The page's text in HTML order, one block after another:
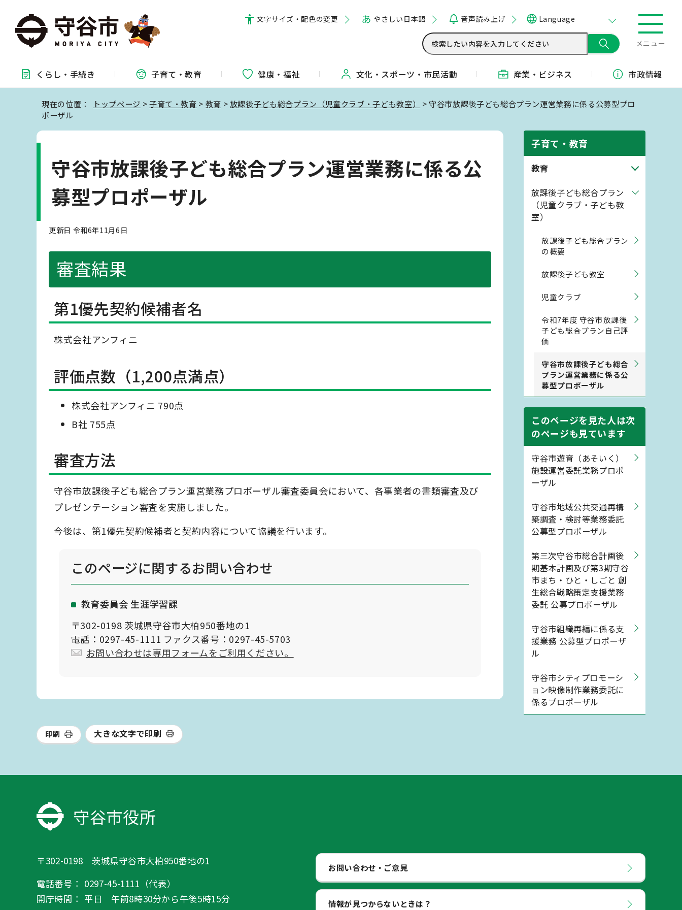
文字サイズ・配色の変更 やさしい日本語 音声読み上げ Language
メニュー
くらし・ 手続き 子育て・教育 健康・福祉 文化・ スポーツ・ 市民活動 産業・ ビジネス 市政情報
現在の位置： トップページ >子育て・教育 > 教育 >放課後子ども総合プラン（児童クラブ・子ども教室）
> 守谷市放課後子ども総合プラン運営業務に係る公募型プロ
ポーザル
守谷市放課後子ども総合プラン運営業務に係る公
募型プロポーザル
更新日 令和6年11月6日
審査結果
第1優先契約候補者名
株式会社アンフィニ
評価点数（1,200点満点）
株式会社アンフィニ 790点
B社 755点
審査方法
守谷市放課後子ども総合プラン運営業務プロポーザル審査委員会において、各事業者の書類審査及び
プレゼンテーション審査を実施しました。
今後は、第1優先契約候補者と契約内容について協議を行います。
このページに関するお問い合わせ
教育委員会 生涯学習課
〒302-0198 茨城県守谷市大柏950番地の1
電話：0297-45-1111 ファクス番号：0297-45-5703
お問い合わせは専用フォームをご利用ください。
子育て・教育
教育
放課後子ども総合プラン
（児童クラブ・子ども教
室）
放課後子ども総合プラン
の概要
放課後子ども教室
児童クラブ
令和7年度 守谷市放課後
子ども総合プラン自己評
価
守谷市放課後子ども総合
プラン運営業務に係る公
募型プロポーザル
このページを見た人は次
のページも見ています
守谷市遊育（あそいく）
施設運営委託業務プロポ
ーザル
守谷市地域公共交通再構
築調査・検討等業務委託
公募型プロポーザル
第三次守谷市総合計画後
期基本計画及び第3期守谷
市まち・ひと・しごと 創
生総合戦略策定支援業務
委託 公募プロポーザル
守谷市組織再編に係る支
援業務 公募型プロポーザ
ル
守谷市シティプロモーシ
ョン映像制作業務委託に
係るプロポーザル
印刷 大きな文字で印刷
守谷市役所
〒302-0198 茨城県守谷市大柏950番地の1
電話番号： 0297-45-1111（代表）
開庁時間： 平日 午前8時30分から午後5時15分
お問い合わせ・ご意見
情報が見つからないときは？